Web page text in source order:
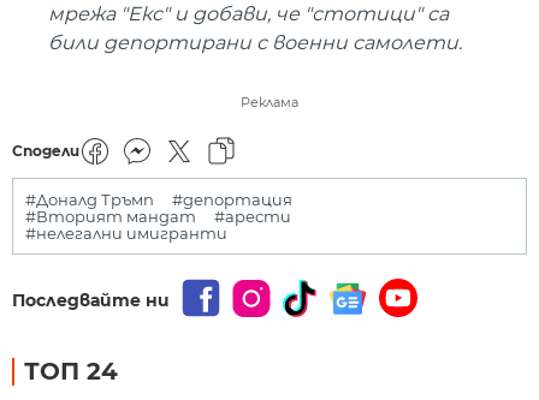
мрежа "Екс" и добави, че "стотици" са
били депортирани с военни самолети.
Реклама
Сподели
#Доналд Тръмп
#депортация
#Вторият мандат
#арести
#нелегални имигранти
Последвайте ни
ТОП 24